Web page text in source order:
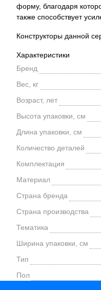
форму, благодаря
также способствует
Конструкторы данной
Характеристики
Бренд
Вес, кг
Возраст, лет
Высота упаковки, см
Длина упаковки, см
Количество деталей
Комплектация
Материал
Страна бренда
Страна производства
Тематика
Ширина упаковки, см
Тип
Пол